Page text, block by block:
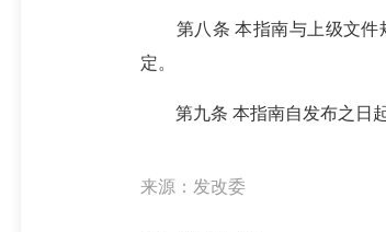
第八条 本指南与上级文件规
定。
第九条 本指南自发布之日起
来源：发改委